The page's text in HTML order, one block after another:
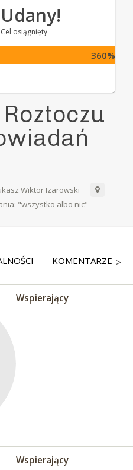
Udany!
Cel osiągnięty
360%
Wiktor Izarowski
"wszystko albo nic"
KOMENTARZE >
Wspierający
Wspierający